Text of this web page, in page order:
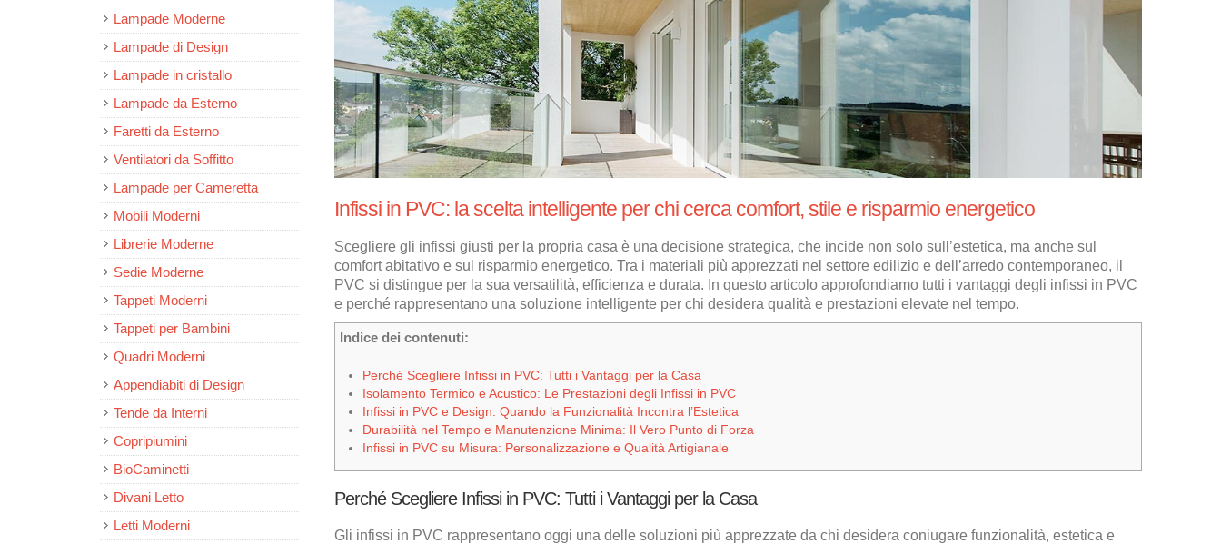
Lampade Moderne
Lampade di Design
Lampade in cristallo
Lampade da Esterno
Faretti da Esterno
Ventilatori da Soffitto
Lampade per Cameretta
Mobili Moderni
Librerie Moderne
Sedie Moderne
Tappeti Moderni
Tappeti per Bambini
Quadri Moderni
Appendiabiti di Design
Tende da Interni
Copripiumini
BioCaminetti
Divani Letto
Letti Moderni
Infissi in PVC: la scelta intelligente per chi cerca comfort, stile e risparmio energetico
Scegliere gli infissi giusti per la propria casa è una decisione strategica, che incide non solo sull’estetica, ma anche sul
comfort abitativo e sul risparmio energetico. Tra i materiali più apprezzati nel settore edilizio e dell’arredo contemporaneo, il
PVC si distingue per la sua versatilità, efficienza e durata. In questo articolo approfondiamo tutti i vantaggi degli infissi in PVC
e perché rappresentano una soluzione intelligente per chi desidera qualità e prestazioni elevate nel tempo.
Indice dei contenuti:
Perché Scegliere Infissi in PVC: Tutti i Vantaggi per la Casa
Isolamento Termico e Acustico: Le Prestazioni degli Infissi in PVC
Infissi in PVC e Design: Quando la Funzionalità Incontra l’Estetica
Durabilità nel Tempo e Manutenzione Minima: Il Vero Punto di Forza
Infissi in PVC su Misura: Personalizzazione e Qualità Artigianale
Perché Scegliere Infissi in PVC: Tutti i Vantaggi per la Casa
Gli infissi in PVC rappresentano oggi una delle soluzioni più apprezzate da chi desidera coniugare funzionalità, estetica e